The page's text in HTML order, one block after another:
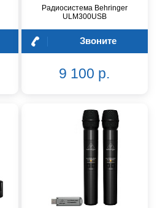
Радиосистема Behringer
ULM300USB
Звоните
9 100 р.